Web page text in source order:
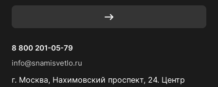
8 800 201-05-79
info@snamisvetlo.ru
г. Москва, Нахимовский проспект, 24. Центр